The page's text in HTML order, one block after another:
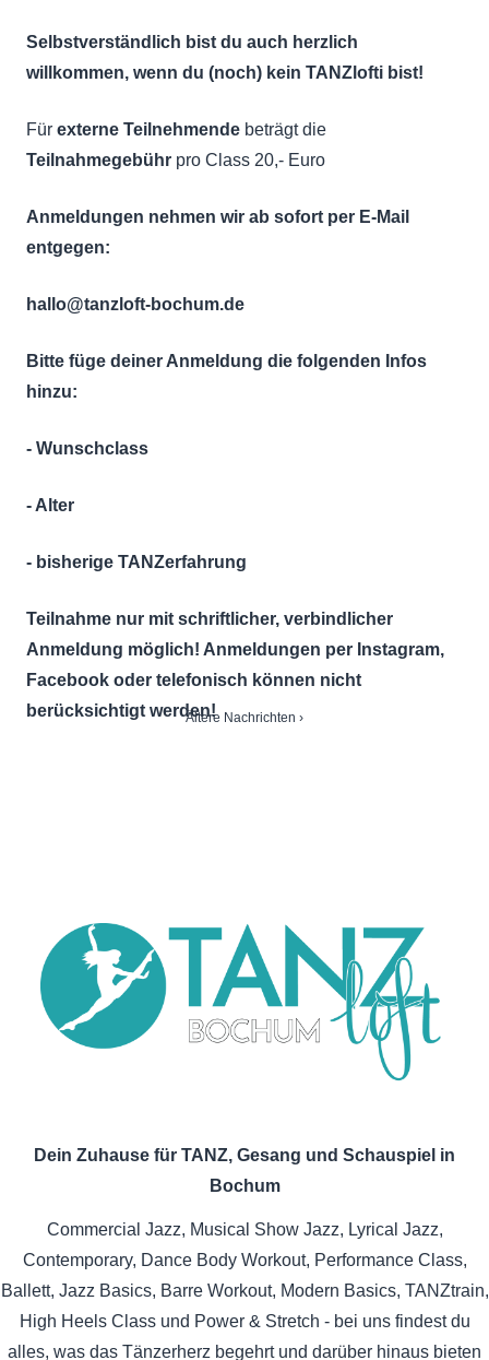
Selbstverständlich bist du auch herzlich
willkommen, wenn du (noch) kein TANZlofti bist!
Für externe Teilnehmende beträgt die
Teilnahmegebühr pro Class 20,- Euro
Anmeldungen nehmen wir ab sofort per E-Mail
entgegen:
hallo@tanzloft-bochum.de
Bitte füge deiner Anmeldung die folgenden Infos
hinzu:
- Wunschclass
- Alter
- bisherige TANZerfahrung
Teilnahme nur mit schriftlicher, verbindlicher
Anmeldung möglich! Anmeldungen per Instagram,
Facebook oder telefonisch können nicht
berücksichtigt werden!
Seitennummerierung
Nächste
Ältere Nachrichten ›
Dein Zuhause für TANZ, Gesang und Schauspiel in
Bochum
Commercial Jazz, Musical Show Jazz, Lyrical Jazz,
Contemporary, Dance Body Workout, Performance Class,
Ballett, Jazz Basics, Barre Workout, Modern Basics, TANZtrain,
High Heels Class und Power & Stretch - bei uns findest du
alles, was das Tänzerherz begehrt und darüber hinaus bieten